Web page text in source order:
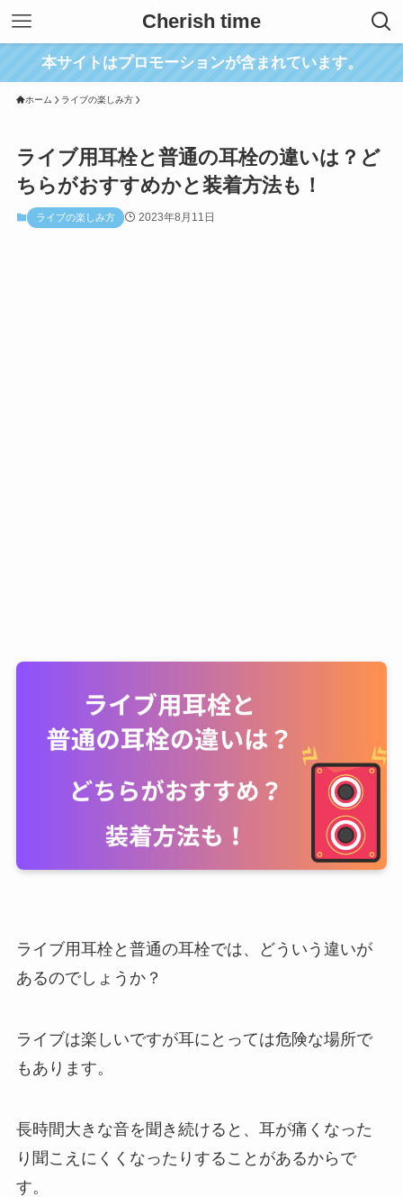
Cherish time
本サイトはプロモーションが含まれています。
ホーム ライブの楽しみ方
ライブ用耳栓と普通の耳栓の違いは？ど
ちらがおすすめかと装着方法も！
ライブの楽しみ方 2023年8月11日
ライブ用耳栓と普通の耳栓では、どういう違いが
あるのでしょうか？
ライブは楽しいですが耳にとっては危険な場所で
もあります。
長時間大きな音を聞き続けると、耳が痛くなった
り聞こえにくくなったりすることがあるからで
す。